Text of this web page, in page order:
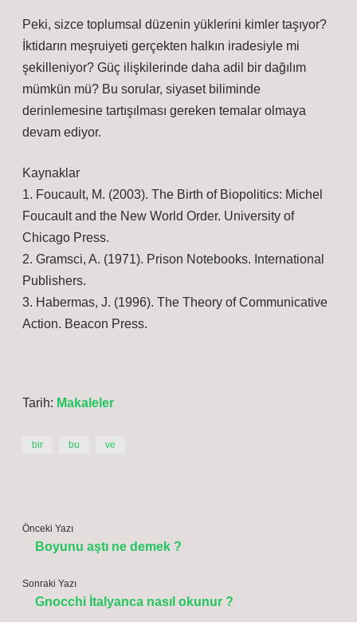
Peki, sizce toplumsal düzenin yüklerini kimler taşıyor?
İktidarın meşruiyeti gerçekten halkın iradesiyle mi
şekilleniyor? Güç ilişkilerinde daha adil bir dağılım
mümkün mü? Bu sorular, siyaset biliminde
derinlemesine tartışılması gereken temalar olmaya
devam ediyor.
Kaynaklar
1. Foucault, M. (2003). The Birth of Biopolitics: Michel
Foucault and the New World Order. University of
Chicago Press.
2. Gramsci, A. (1971). Prison Notebooks. International
Publishers.
3. Habermas, J. (1996). The Theory of Communicative
Action. Beacon Press.
Tarih: Makaleler
bir bu ve
Önceki Yazı
Boyunu aştı ne demek ?
Sonraki Yazı
Gnocchi İtalyanca nasıl okunur ?